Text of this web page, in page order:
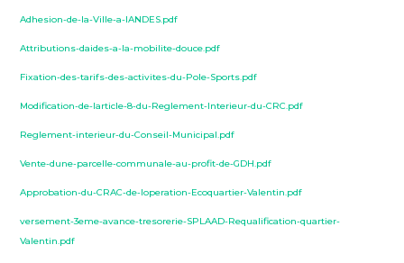
Adhesion-de-la-Ville-a-lANDES.pdf
Attributions-daides-a-la-mobilite-douce.pdf
Fixation-des-tarifs-des-activites-du-Pole-Sports.pdf
Modification-de-larticle-8-du-Reglement-Interieur-du-CRC.pdf
Reglement-interieur-du-Conseil-Municipal.pdf
Vente-dune-parcelle-communale-au-profit-de-GDH.pdf
Approbation-du-CRAC-de-loperation-Ecoquartier-Valentin.pdf
versement-3eme-avance-tresorerie-SPLAAD-Requalification-quartier-
Valentin.pdf